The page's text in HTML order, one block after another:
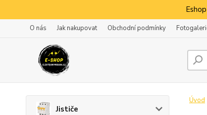
O nás Jak nakupovat Obchodní podmínky
Jističe
Úvod